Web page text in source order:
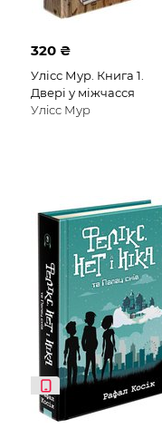
320 ₴
Улісс Мур. Книга 1.
Двері у міжчасся
Улісс Мур